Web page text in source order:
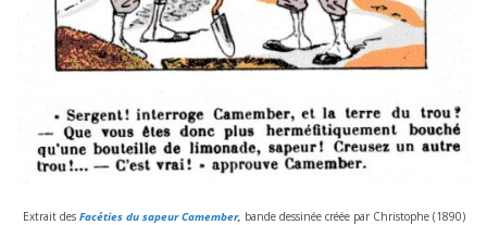
Extrait desFacéties du sapeur Camember, bande des­si­née créée par Christophe (1890)